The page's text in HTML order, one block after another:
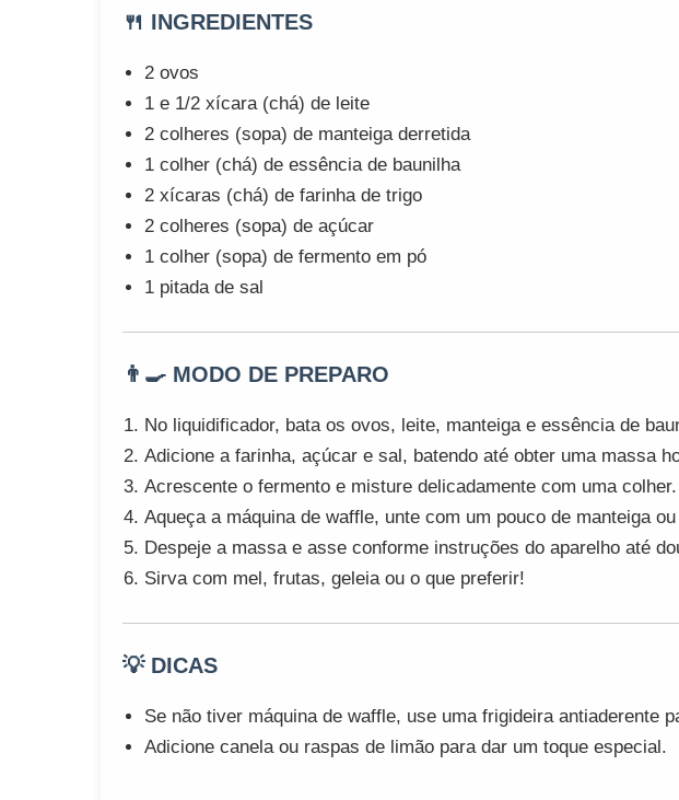
🍴 INGREDIENTES
2 ovos
1 e 1/2 xícara (chá) de leite
2 colheres (sopa) de manteiga derretida
1 colher (chá) de essência de baunilha
2 xícaras (chá) de farinha de trigo
2 colheres (sopa) de açúcar
1 colher (sopa) de fermento em pó
1 pitada de sal
👨‍🍳 MODO DE PREPARO
No liquidificador, bata os ovos, leite, manteiga e essência de
Adicione a farinha, açúcar e sal, batendo até obter uma massa
Acrescente o fermento e misture delicadamente com uma colher.
Aqueça a máquina de waffle, unte com um pouco de manteiga
Despeje a massa e asse conforme instruções do aparelho até
Sirva com mel, frutas, geleia ou o que preferir!
💡 DICAS
Se não tiver máquina de waffle, use uma frigideira antiaderente
Adicione canela ou raspas de limão para dar um toque especial.